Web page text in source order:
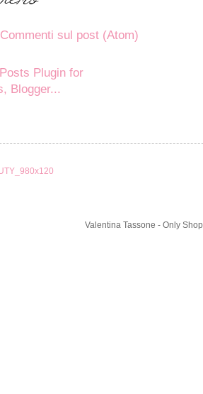
Commenti sul post (Atom)
Valentina Tassone - Only